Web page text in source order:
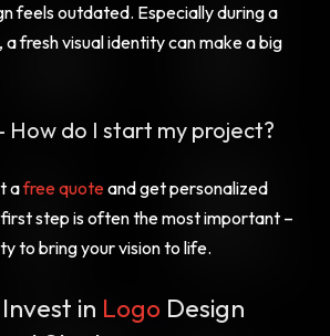
feels outdated. Especially during a
a fresh visual identity can make a big
How do I start my project?
afree quoteand get personalized
step is often the most important –
to bring your vision to life.
in Logo Design